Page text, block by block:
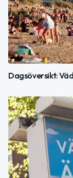
Dagsöversikt: